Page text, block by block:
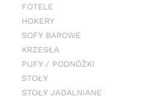
FOTELE
HOKERY
SOFY BAROWE
KRZESŁA
PUFY / PODNÓŻKI
STOŁY
STOŁY JADALNIANE